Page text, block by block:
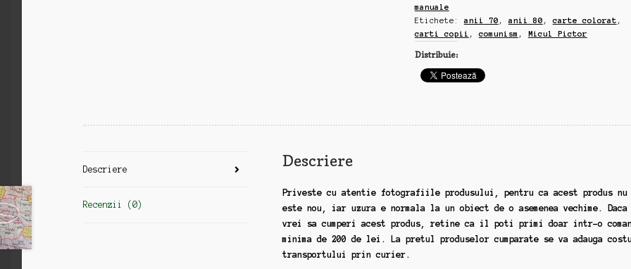
2,
carte
colorat,
anii
70-
manuale
Etichete:anii 70 ,anii 80 ,carte colorat ,
carti copii ,comunism , Micul Pictor
Distribuie:
Descriere
Recenzii (0)
Descriere
Priveste cu atentie fotografiile produsului, pentru ca acest produs nu
este nou, iar uzura e normala la un obiect de o asemenea vechime. Daca
vrei sa cumperi acest produs, retine ca il poti primi doar intr-o
minima de 200 de lei. La pretul produselor cumparate se va adauga
transportului prin curier.